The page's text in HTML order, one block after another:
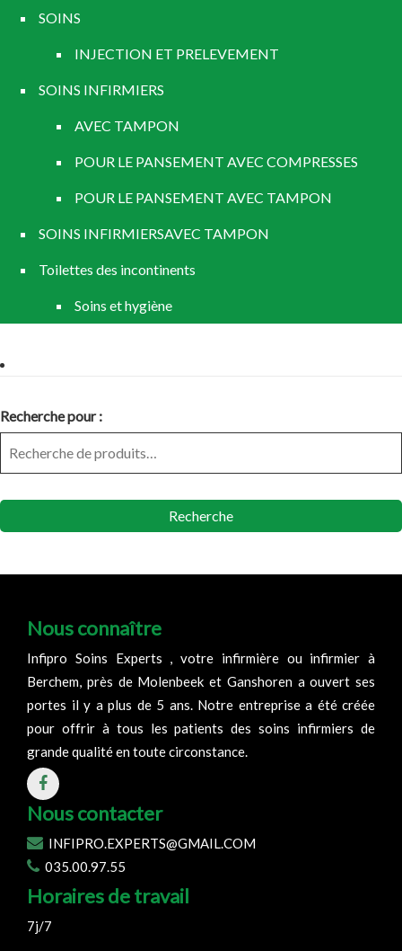
SOINS
INJECTION ET PRELEVEMENT
SOINS INFIRMIERS
AVEC TAMPON
POUR LE PANSEMENT AVEC COMPRESSES
POUR LE PANSEMENT AVEC TAMPON
SOINS INFIRMIERSAVEC TAMPON
Toilettes des incontinents
Soins et hygiène
Recherche pour :
Recherche
Nous connaître
Infipro Soins Experts , votre infirmière ou infirmier à
Berchem, près de Molenbeek et Ganshoren a ouvert ses
portes il y a plus de 5 ans. Notre entreprise a été créée
pour offrir à tous les patients des soins infirmiers de
grande qualité en toute circonstance.
Nous contacter
INFIPRO.EXPERTS@GMAIL.COM
035.00.97.55
Horaires de travail
7j/7